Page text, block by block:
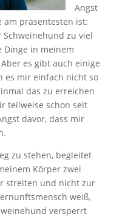
Angst
am präsentesten ist:
zu viel
Dinge in meinem
es gibt auch einige
es mir einfach nicht so
das zu erreichen
teilweise schon seit
davor, dass mir
zu stehen, begleitet
Körper zwei
streiten und nicht zur
weiß,
versperrt